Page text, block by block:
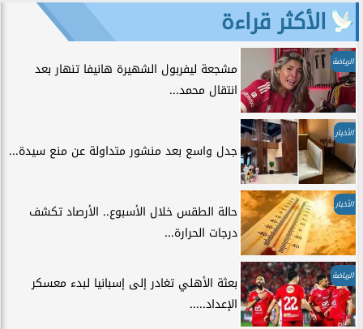
الأكثر قراءة
الرياضة
مشجعة ليفربول الشهيرة هانيفا تنهار بعد
انتقال محمد...
الأخبار
جدل واسع بعد منشور متداولة عن منع سيدة...
الأخبار
حالة الطقس خلال الأسبوع.. الأرصاد تكشف
درجات الحرارة...
الرياضة
بعثة الأهلي تغادر إلى إسبانيا لبدء معسكر
الإعداد.....